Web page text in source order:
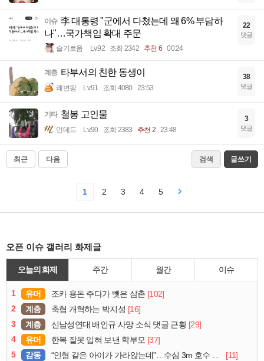
이슈 李 대통령 "군에서 다쳤는데 왜 6% 부담하
나"…국가책임 확대 주문
슬기로움 Lv.92 조회 2342 추천 6 00:24
22
댓글
계층 타부서의 친한 동생이
쾌변왕 Lv.91 조회 4080 23:53
38
댓글
기타 철봉 고인물
언데드 Lv.90 조회 2383 추천 2 23:48
3
댓글
최근 다음 검색 글쓰기
1 2 3 4 5
오픈 이슈 갤러리 화제글
오늘의 화제 주간 월간 이슈
1 유머 조카 용돈 주다가 뺏은 삼촌 [102]
2
계층 축협 개혁하는 박지성 [16]
3
계층 신남성연대 배인규 사망 소식 댓글 근황 [29]
4
유머 한복 잘못 입혀 보낸 학부모 [37]
5
감동 “인형 같은 아이가 가라앉는데”…수심 3m 호수 뛰어든 60대 의인
[11]